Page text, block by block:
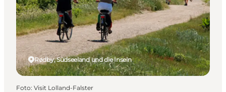
Unterkünfte
Reiseplanung
Rødby, Südseeland und die Inseln
Foto: Visit Lolland-Falster